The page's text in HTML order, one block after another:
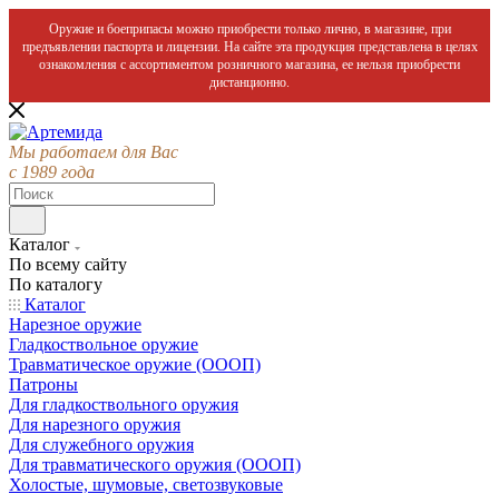
Оружие и боеприпасы можно приобрести только лично, в магазине, при
предъявлении паспорта и лицензии. На сайте эта продукция представлена в целях
ознакомления с ассортиментом розничного магазина, ее нельзя приобрести
дистанционно.
Мы работаем для Вас
с 1989 года
Каталог
По всему сайту
По каталогу
Каталог
Нарезное оружие
Гладкоствольное оружие
Травматическое оружие (ОООП)
Патроны
Для гладкоствольного оружия
Для нарезного оружия
Для служебного оружия
Для травматического оружия (ОООП)
Холостые, шумовые, светозвуковые